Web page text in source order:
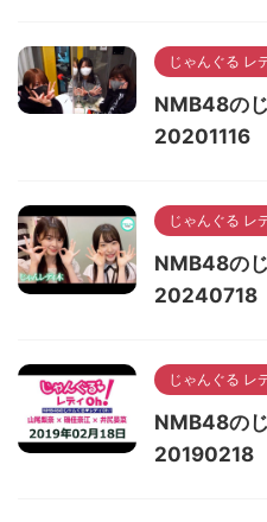
じゃんぐる レ
NMB48の
20201116
じゃんぐる レ
NMB48の
20240718
じゃんぐる レ
NMB48の
20190218